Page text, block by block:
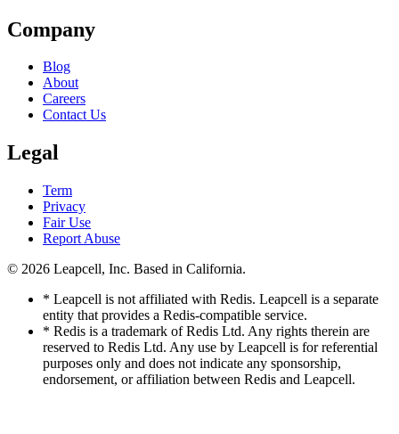
Company
Blog
About
Careers
Contact Us
Legal
Term
Privacy
Fair Use
Report Abuse
© 2026 Leapcell, Inc. Based in California.
* Leapcell is not affiliated with Redis. Leapcell is a separate
entity that provides a Redis-compatible service.
* Redis is a trademark of Redis Ltd. Any rights therein are
reserved to Redis Ltd. Any use by Leapcell is for referential
purposes only and does not indicate any sponsorship,
endorsement, or affiliation between Redis and Leapcell.